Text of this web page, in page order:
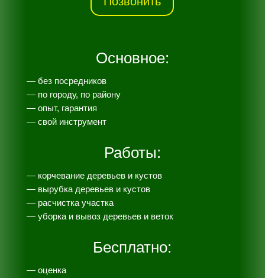
Основное:
— без посредников
— по городу, по району
— опыт, гарантия
— свой инструмент
Работы:
— корчевание деревьев и кустов
— вырубка деревьев и кустов
— расчистка участка
— уборка и вывоз деревьев и веток
Бесплатно:
— оценка